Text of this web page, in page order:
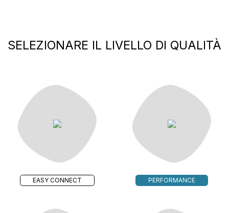
SELEZIONARE IL LIVELLO DI QUALITÀ
EASY CONNECT PERFORMANCE